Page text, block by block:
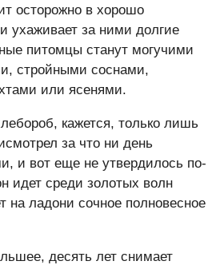
осторожно в хорошо
ухаживает за ними долгие
питомцы станут могучими
стройными соснами,
или ясенями.
кажется, только лишь
за что ни день
и вот еще не утвердилось по-
идет среди золотых волн
на ладони сочное полновесное
десять лет снимает